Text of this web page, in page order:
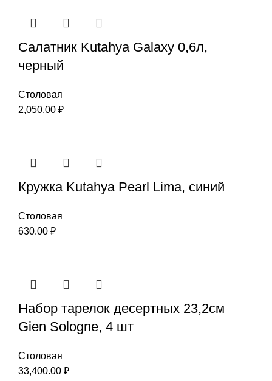
Салатник Kutahya Galaxy 0,6л,
черный
Столовая
2,050.00 ₽
Кружка Kutahya Pearl Lima, синий
Столовая
630.00 ₽
Набор тарелок десертных 23,2см
Gien Sologne, 4 шт
Столовая
33,400.00 ₽